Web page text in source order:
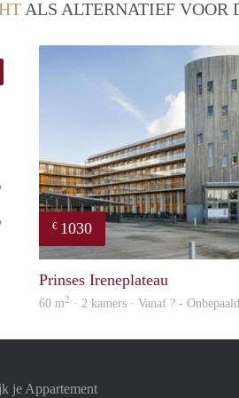
ALS ALTERNATIEF VOOR
€ 1030
Prinses Ireneplateau
60 m2 · 2 kamers · Vanaf ? -
je Appartement